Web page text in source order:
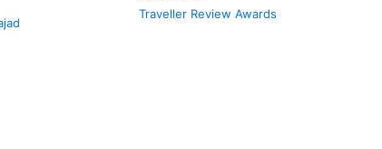
Traveller Review Awards